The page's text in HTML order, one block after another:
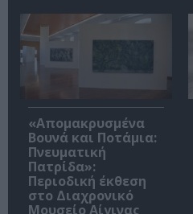
«Απομακρυσμένα
Βουνά και Ποτάμια:
Πνευματική
Πατρίδα»:
Περιοδική έκθεση
στο Διαχρονικό
Μουσείο Αίγινας